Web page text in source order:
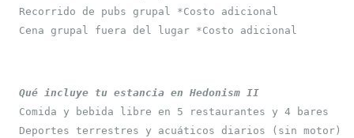
Recorrido de pubs grupal *Costo adicional
Cena grupal fuera del lugar *Costo adicional
Qué incluye tu estancia en Hedonism II
Comida y bebida libre en 5 restaurantes y 4 bares
Deportes terrestres y acuáticos diarios (sin motor)